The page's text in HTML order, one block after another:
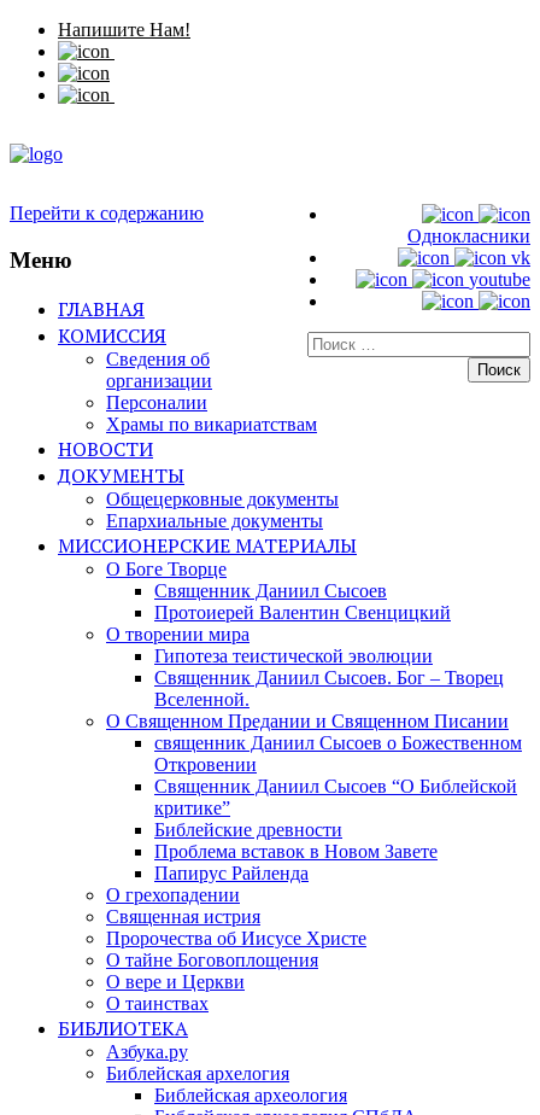
Напишите Нам!
Однокласники
vk
youtube
Искать:
Перейти к содержанию
Меню
ГЛАВНАЯ
КОМИССИЯ
Сведения об
организации
Персоналии
Храмы по викариатствам
НОВОСТИ
ДОКУМЕНТЫ
Общецерковные документы
Епархиальные документы
МИССИОНЕРСКИЕ МАТЕРИАЛЫ
О Боге Творце
Священник Даниил Сысоев
Протоиерей Валентин Свенцицкий
О творении мира
Гипотеза теистической эволюции
Священник Даниил Сысоев. Бог – Творец
Вселенной.
О Священном Предании и Священном Писании
священник Даниил Сысоев о Божественном
Откровении
Священник Даниил Сысоев “О Библейской
критике”
Библейские древности
Проблема вставок в Новом Завете
Папирус Райленда
О грехопадении
Священная истрия
Пророчества об Иисусе Христе
О тайне Боговоплощения
О вере и Церкви
О таинствах
БИБЛИОТЕКА
Азбука.ру
Библейская архелогия
Библейская археология